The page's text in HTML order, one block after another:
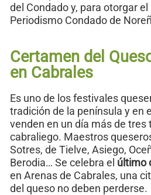
del Condado y, para otorgar
Periodismo Condado de
Certamen del
en Cabrales
Es uno de los festivales
tradición de la península y en
venden en un día más de tres
cabraliego. Maestros
Sotres, de Tielve, Asiego,
Berodia… Se celebra el último
en Arenas de Cabrales, una
del queso no deben perderse.